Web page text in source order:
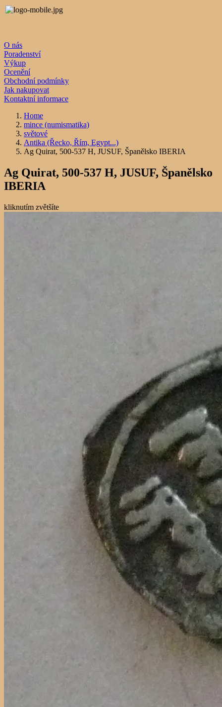
O nás
Poradenství
Výkup
Ocenění
Obchodní podmínky
Jak nakupovat
Kontaktní informace
Home
mince (numismatika)
světové
Antika (Řecko, Řím, Egypt...)
Ag Quirat, 500-537 H, JUSUF, Španělsko IBERIA
Ag Quirat, 500-537 H, JUSUF, Španělsko
IBERIA
kliknutím zvětšíte